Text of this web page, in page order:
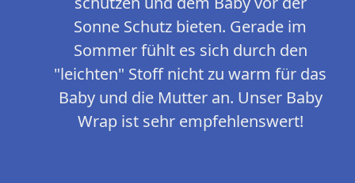
Sonne Schutz bieten. Gerade im
Sommer fühlt es sich durch den
"leichten" Stoff nicht zu warm für das
Baby und die Mutter an. Unser Baby
Wrap ist sehr empfehlenswert!